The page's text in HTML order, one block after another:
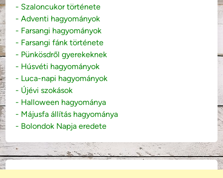
- Szaloncukor története
- Adventi hagyományok
- Farsangi hagyományok
- Farsangi fánk története
- Pünkösdről gyerekeknek
- Húsvéti hagyományok
- Luca-napi hagyományok
- Újévi szokások
- Halloween hagyománya
- Májusfa állítás hagyománya
- Bolondok Napja eredete